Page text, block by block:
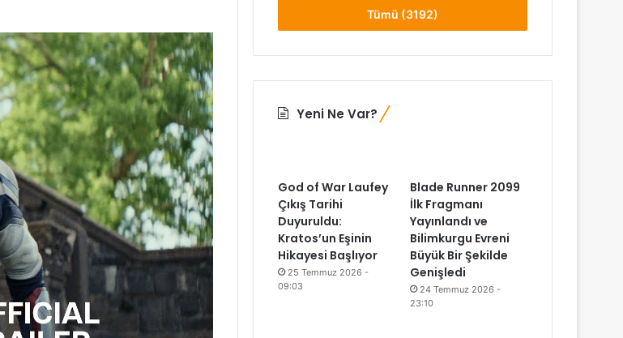
Tümü (3192)
Yeni Ne Var?
God of War Laufey
Çıkış Tarihi
Duyuruldu:
Kratos’un Eşinin
Hikayesi Başlıyor
25 Temmuz 2026 -
09:03
Blade Runner 2099
İlk Fragmanı
Yayınlandı ve
Bilimkurgu Evreni
Büyük Bir Şekilde
Genişledi
24 Temmuz 2026 -
23:10